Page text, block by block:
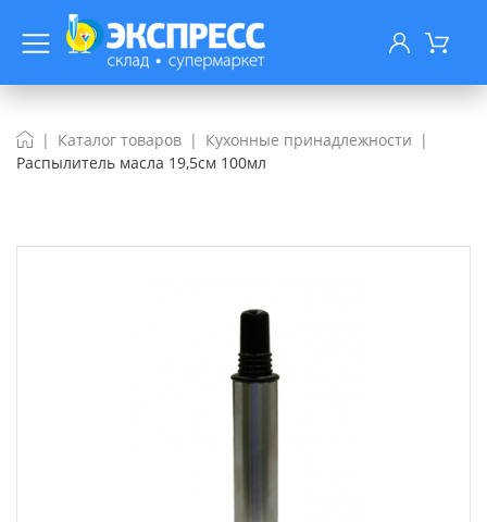
Каталог товаров
Кухонные принадлежности
Распылитель масла 19,5см 100мл